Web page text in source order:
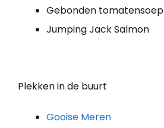
Gebonden tomatensoep
Jumping Jack Salmon
Plekken in de buurt
Gooise Meren